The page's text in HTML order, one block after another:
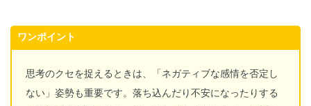
ワンポイント
思考のクセを捉えるときは、「ネガティブな感情を否定し
ない」姿勢も重要です。落ち込んだり不安になったりする